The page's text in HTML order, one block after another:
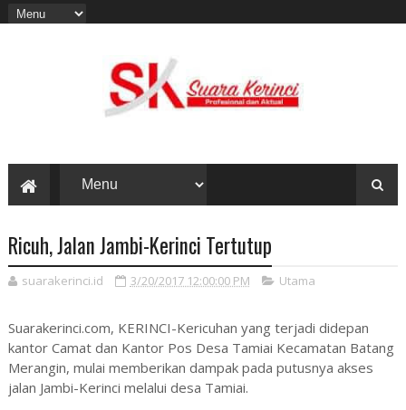
Ricuh, Jalan Jambi-Kerinci Tertutup
suarakerinci.id 3/20/2017 12:00:00 PM Utama
Suarakerinci.com, KERINCI-Kericuhan yang terjadi didepan
kantor Camat dan Kantor Pos Desa Tamiai Kecamatan Batang
Merangin, mulai memberikan dampak pada putusnya akses
jalan Jambi-Kerinci melalui desa Tamiai.